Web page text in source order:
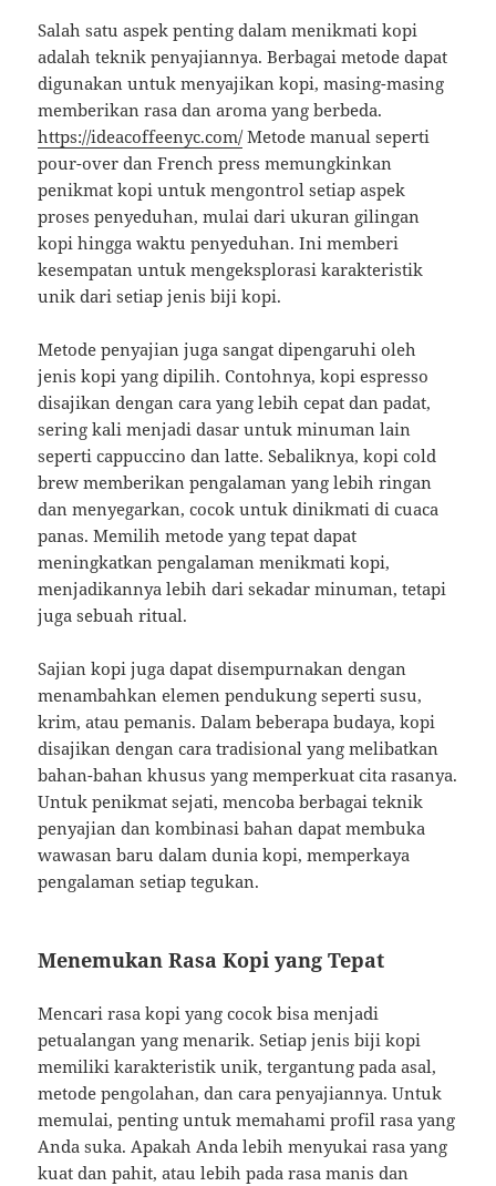
Salah satu aspek penting dalam menikmati kopi
adalah teknik penyajiannya. Berbagai metode dapat
digunakan untuk menyajikan kopi, masing-masing
memberikan rasa dan aroma yang berbeda.
https://ideacoffeenyc.com/Metode manual seperti
pour-over dan French press memungkinkan
penikmat kopi untuk mengontrol setiap aspek
proses penyeduhan, mulai dari ukuran gilingan
kopi hingga waktu penyeduhan. Ini memberi
kesempatan untuk mengeksplorasi karakteristik
unik dari setiap jenis biji kopi.
Metode penyajian juga sangat dipengaruhi oleh
jenis kopi yang dipilih. Contohnya, kopi espresso
disajikan dengan cara yang lebih cepat dan padat,
sering kali menjadi dasar untuk minuman lain
seperti cappuccino dan latte. Sebaliknya, kopi cold
brew memberikan pengalaman yang lebih ringan
dan menyegarkan, cocok untuk dinikmati di cuaca
panas. Memilih metode yang tepat dapat
meningkatkan pengalaman menikmati kopi,
menjadikannya lebih dari sekadar minuman, tetapi
juga sebuah ritual.
Sajian kopi juga dapat disempurnakan dengan
menambahkan elemen pendukung seperti susu,
krim, atau pemanis. Dalam beberapa budaya, kopi
disajikan dengan cara tradisional yang melibatkan
bahan-bahan khusus yang memperkuat cita rasanya.
Untuk penikmat sejati, mencoba berbagai teknik
penyajian dan kombinasi bahan dapat membuka
wawasan baru dalam dunia kopi, memperkaya
pengalaman setiap tegukan.
Menemukan Rasa Kopi yang Tepat
Mencari rasa kopi yang cocok bisa menjadi
petualangan yang menarik. Setiap jenis biji kopi
memiliki karakteristik unik, tergantung pada asal,
metode pengolahan, dan cara penyajiannya. Untuk
memulai, penting untuk memahami profil rasa yang
Anda suka. Apakah Anda lebih menyukai rasa yang
kuat dan pahit, atau lebih pada rasa manis dan